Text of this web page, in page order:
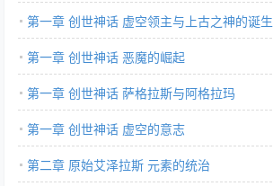
第一章 创世神话 虚空领主与上古之神的诞生
第一章 创世神话 恶魔的崛起
第一章 创世神话 萨格拉斯与阿格拉玛
第一章 创世神话 虚空的意志
第二章 原始艾泽拉斯 元素的统治